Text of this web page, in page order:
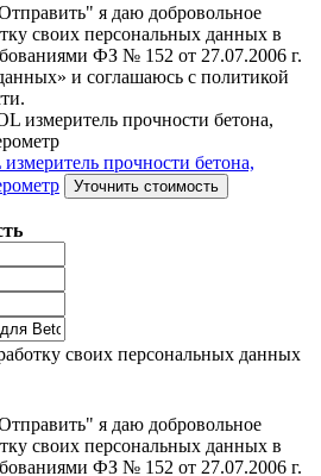
я даю добровольное
своих персональных данных в
ФЗ № 152 от 27.07.2006 г.
и соглашаюсь с политикой
прочности бетона,
Уточнить стоимость
своих персональных данных
я даю добровольное
своих персональных данных в
ФЗ № 152 от 27.07.2006 г.